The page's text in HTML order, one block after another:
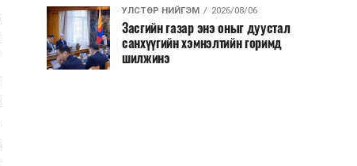
УЛСТӨР НИЙГЭМ 2026/08/06
Засгийн газар энэ оныг дуустал
санхүүгийн хэмнэлтийн горимд
шилжинэ